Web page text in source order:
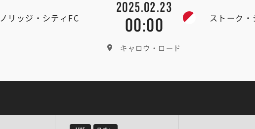
ノリッジ・シティFC
2025.02.23
00:00 ストーク
キャロウ・ロード